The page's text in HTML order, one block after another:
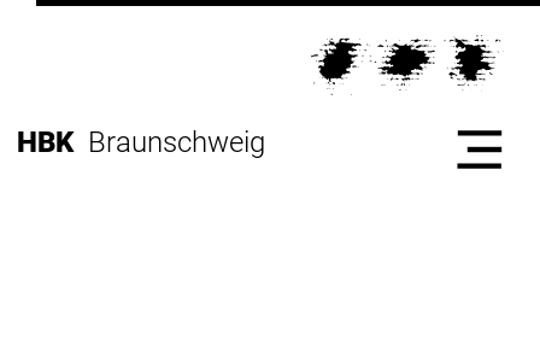
Inhalt
zur
Direkt
HBK Braunschweig